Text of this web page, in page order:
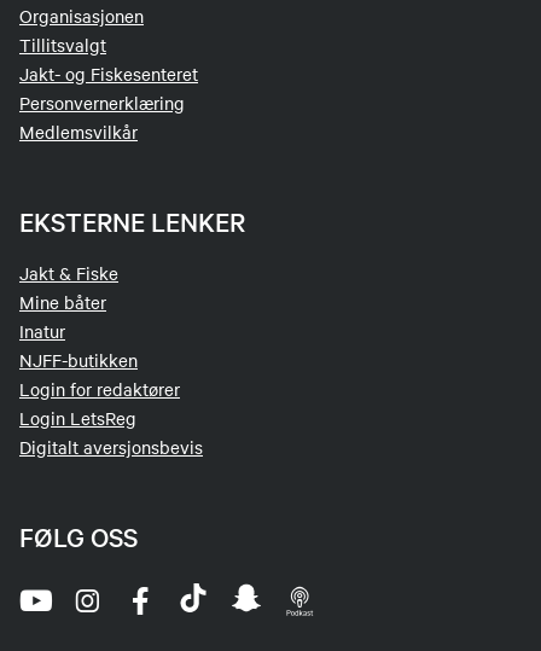
Organisasjonen
Tillitsvalgt
Jakt- og Fiskesenteret
Personvernerklæring
Medlemsvilkår
EKSTERNE LENKER
Jakt & Fiske
Mine båter
Inatur
NJFF-butikken
Login for redaktører
Login LetsReg
Digitalt aversjonsbevis
FØLG OSS